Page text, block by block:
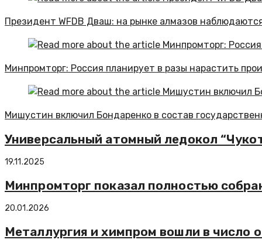
Президент WFDB Дваш: на рынке алмазов
Минпромторг: Россия планирует в разы нарастить
Мишустин включил Бондаренко в состав
Универсальный атомный ледокол
19.11.2025
Минпромторг показал полностью
20.01.2026
Металлургия и химпром вошли в число